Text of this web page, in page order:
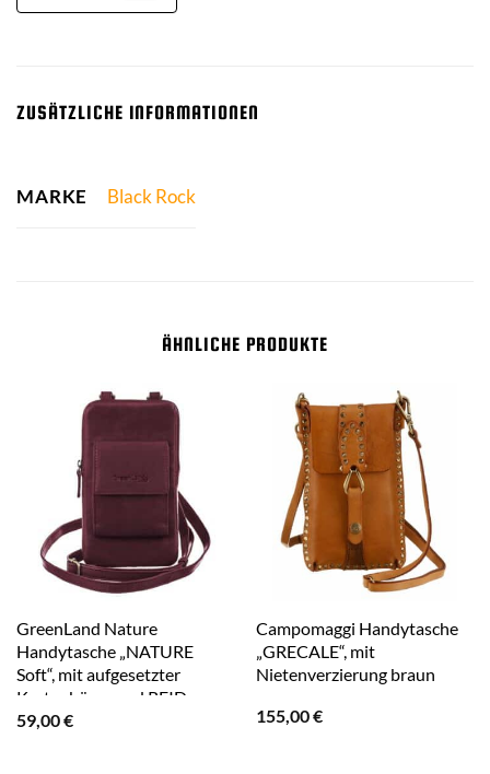
ZUSÄTZLICHE INFORMATIONEN
MARKE Black Rock
ÄHNLICHE PRODUKTE
GreenLand Nature
Handytasche „NATURE
Soft“, mit aufgesetzter
Kartenbörse und RFID-
Schutz rot
59,00€
Campomaggi Handytasche
„GRECALE“, mit
Nietenverzierung braun
155,00€